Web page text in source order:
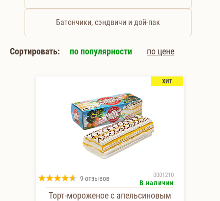
Батончики, сэндвичи и дой-пак
Сортировать: по популярности по цене
ХИТ
9 отзывов 0001210
В наличии
Торт-мороженое с апельсиновым